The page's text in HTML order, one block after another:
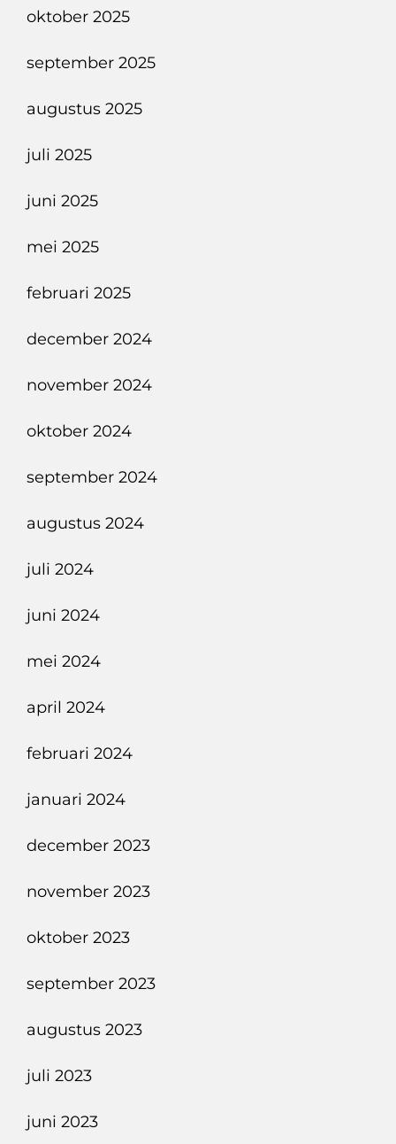
oktober 2025
september 2025
augustus 2025
juli 2025
juni 2025
mei 2025
februari 2025
december 2024
november 2024
oktober 2024
september 2024
augustus 2024
juli 2024
juni 2024
mei 2024
april 2024
februari 2024
januari 2024
december 2023
november 2023
oktober 2023
september 2023
augustus 2023
juli 2023
juni 2023